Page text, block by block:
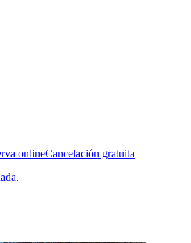
onlineCancelación gratuita